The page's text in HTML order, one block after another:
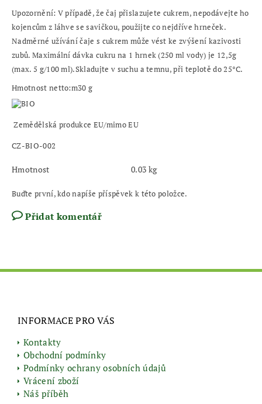
Upozornění: V případě, že čaj přislazujete cukrem, nepodávejte ho
kojencům z láhve se savičkou, použijte co nejdříve hrneček.
Nadměrné užívání čaje s cukrem může vést ke zvýšení kazivosti
zubů. Maximální dávka cukru na 1 hrnek (250 ml vody) je 12,5g
(max. 5 g/100 ml).Skladujte v suchu a temnu, při teplotě do 25°C.
Hmotnost netto:m30 g
Zemědělská produkce EU/mimo EU
CZ-BIO-002
Hmotnost 0.03 kg
Buďte první, kdo napíše příspěvek k této položce.
Přidat komentář
INFORMACE PRO VÁS
Kontakty
Obchodní podmínky
Podmínky ochrany osobních údajů
Vrácení zboží
Náš příběh